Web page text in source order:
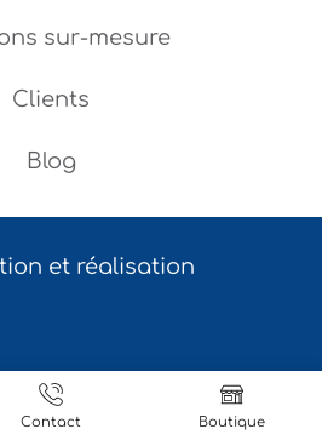
sur-mesure
Clients
Blog
et réalisation
Conditions générales de
|Contact
Contact Boutique